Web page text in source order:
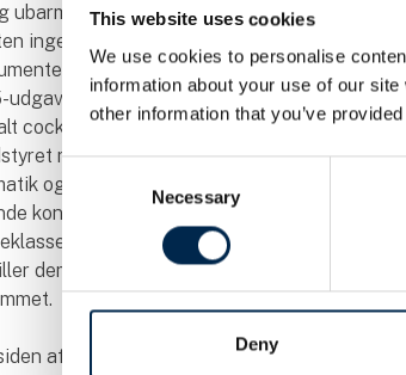
This website uses cookies
We use cookies to personalise
information about your use of our
other information that you’ve
Selection
Necessary
Deny
ubarmhjertigt. Kabinen er helt enkel: en
ingen isolering mod vind, støv eller kulde.
eller servo — kun råstyrke, erfaring
udgaven af Volvo FH Aero og oplev det stik
cockpit med vognbaneassistent,
med alkolås for ekstra sikkerhed, 360-
og GPS-navigation gennem Transics-
kontor og hjem: mikroovn, kaffemaskine,
luftaffjedret sæde, bygget til komfort
dem — men her står de side om side.
af de to køretøjer finder du to